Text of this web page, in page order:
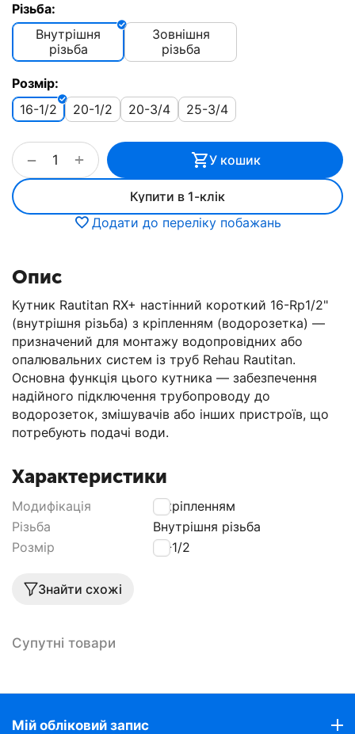
Різьба:
Внутрішня
різьба
Зовнішня
різьба
Розмір:
16-1/2
20-1/2 20-3/4 25-3/4
+
− У кошик
Купити в 1-клік
Додати до переліку побажань
Опис
Кутник Rautitan RX+ настінний короткий 16-Rp1/2"
(внутрішня різьба) з кріпленням (водорозетка) —
призначений для монтажу водопровідних або
опалювальних систем із труб Rehau Rautitan.
Основна функція цього кутника — забезпечення
надійного підключення трубопроводу до
водорозеток, змішувачів або інших пристроїв, що
потребують подачі води.
Характеристики
Модифікація
З кріпленням
Різьба
Внутрішня різьба
Розмір
16-1/2
Знайти схожі
Супутні товари
Мій обліковий запис